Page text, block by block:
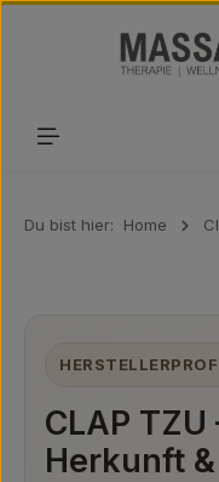
Du bist hier: Home
CLAP TZU
Herkunft